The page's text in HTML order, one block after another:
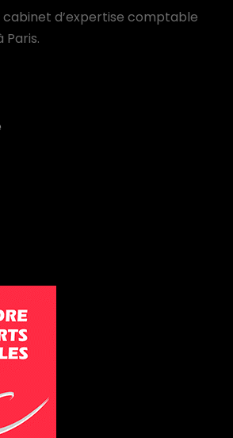
cabinet d’expertise comptable
Paris.